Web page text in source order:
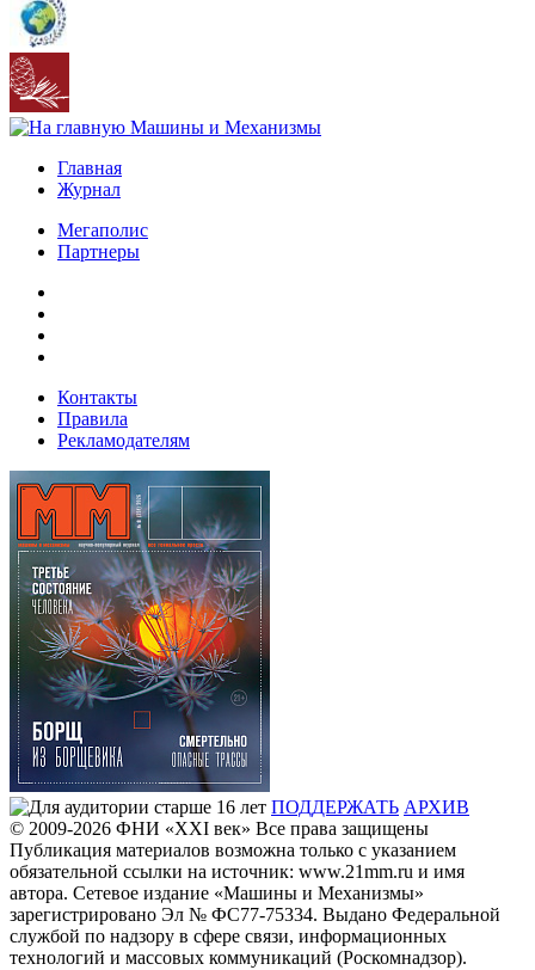
Главная
Журнал
Мегаполис
Партнеры
Контакты
Правила
Рекламодателям
ПОДДЕРЖАТЬ АРХИВ
© 2009-2026 ФHИ «XXI век» Все права защищены
Публикация материалов возможна только с указанием
обязательной ссылки на источник: www.21mm.ru и имя
автора. Сетевое издание «Машины и Механизмы»
зарегистрировано Эл № ФС77-75334. Выдано Федеральной
службой по надзору в сфере связи, информационных
технологий и массовых коммуникаций (Роскомнадзор).